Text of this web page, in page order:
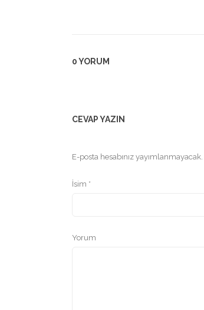
0 YORUM
CEVAP YAZIN
E-posta hesabınız yayımlanmayacak.
İsim *
Yorum